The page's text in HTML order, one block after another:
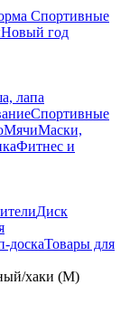
Спортивные
Новый год
лапа
Спортивные
МячиМаски,
Фитнес и
Диск
доскаТовары для
хаки (M)